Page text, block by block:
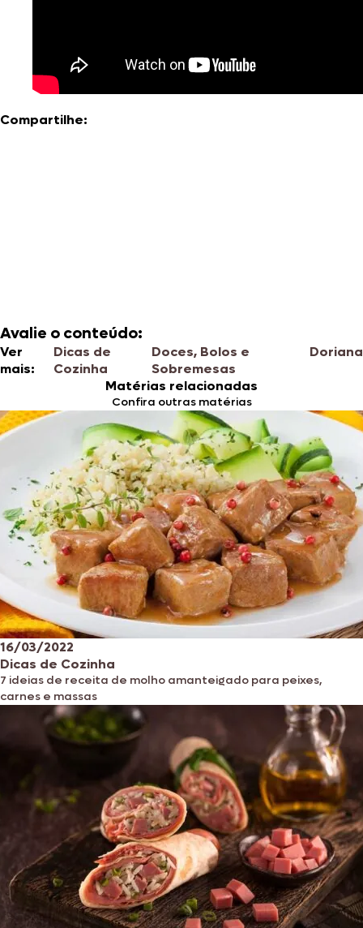
Compartilhe:
Avalie o conteúdo:
Ver
mais:
Dicas de
Cozinha
Doces, Bolos e
Sobremesas
Doriana
Matérias relacionadas
Confira outras matérias
16/03/2022
Dicas de Cozinha
7 ideias de receita de molho amanteigado para peixes,
carnes e massas